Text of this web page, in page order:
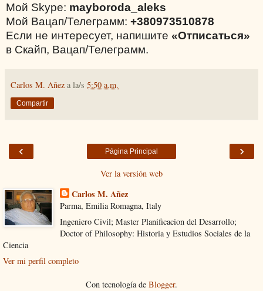
Мой Skype: mayboroda_aleks
Мой Вацап/Телеграмм: +380973510878
Если не интересует, напишите «Отписаться»
в Скайп, Вацап/Телеграмм.
Carlos M. Añez a la/s 5:50 a.m.
Compartir
‹ ›
Página Principal
Ver la versión web
Carlos M. Añez
Parma, Emilia Romagna, Italy
Ingeniero Civil; Master Planificacion del Desarrollo;
Doctor of Philosophy: Historia y Estudios Sociales de la
Ciencia
Ver mi perfil completo
Con tecnología de Blogger.